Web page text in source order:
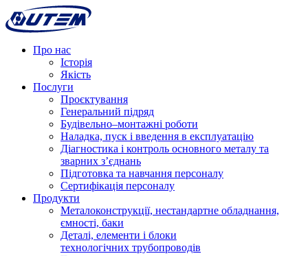
Про нас
Історія
Якість
Послуги
Проєктування
Генеральний підряд
Будівельно–монтажні роботи
Наладка, пуск і введення в експлуатацію
Діагностика і контроль основного металу та
зварних з’єднань
Підготовка та навчання персоналу
Сертифікація персоналу
Продукти
Металоконструкції, нестандартне обладнання,
ємності, баки
Деталі, елементи і блоки
технологічних трубопроводів